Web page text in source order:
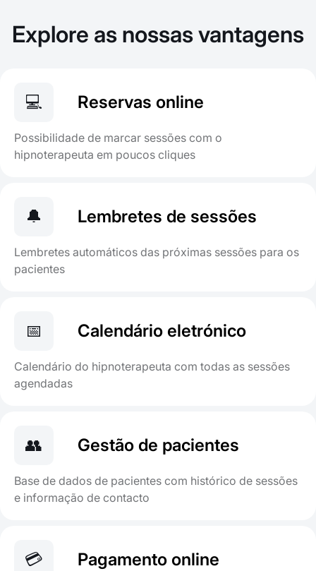
Explore as nossas vantagens
💻 Reservas online
Possibilidade de marcar sessões com o
hipnoterapeuta em poucos cliques
🔔 Lembretes de sessões
Lembretes automáticos das próximas sessões para os
pacientes
📅 Calendário eletrónico
Calendário do hipnoterapeuta com todas as sessões
agendadas
👥 Gestão de pacientes
Base de dados de pacientes com histórico de sessões
e informação de contacto
💳 Pagamento online